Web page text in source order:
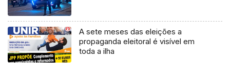
A sete meses das eleições a
propaganda eleitoral é visível em
toda a ilha